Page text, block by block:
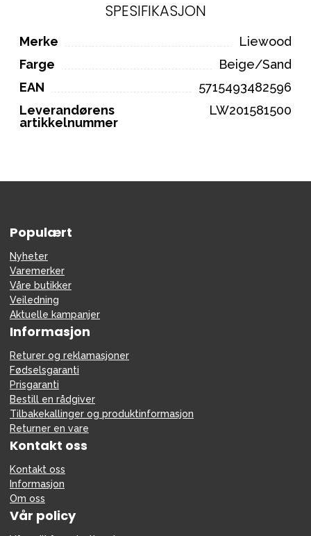
SPESIFIKASJON
Merke
Liewood
Farge
Beige/Sand
EAN
5715493482596
Leverandørens
artikkelnummer
LW201581500
Populært
Nyheter
Varemerker
Våre butikker
Veiledning
Aktuelle kampanjer
Informasjon
Returer og reklamasjoner
Fødselsgaranti
Prisgaranti
Bestill en rådgiver
Tilbakekallinger og produktinformasjon
Returner en vare
Kontakt oss
Kontakt oss
Informasjon
Om oss
Vår policy